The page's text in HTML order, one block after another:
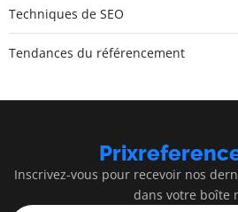
Techniques de SEO
Tendances du référencement
Inscrivez-vous pour recevoir nos
dans votre boîte